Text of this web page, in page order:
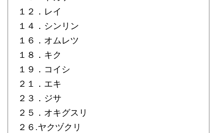
１２．レイ
１４．シンリン
１６．オムレツ
１８．キク
１９．コイシ
２１．エキ
２３．ジサ
２５．オキグスリ
２６.ヤクヅクリ